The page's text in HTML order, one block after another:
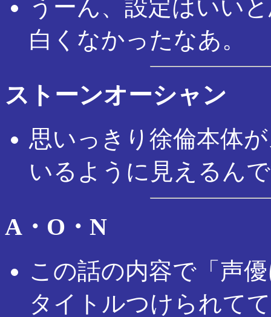
うーん、設定はいい
白くなかったなあ。
ストーンオーシャン
思いっきり徐倫本体
いるように見えるん
A・O・N
この話の内容で「声
タイトルつけられて